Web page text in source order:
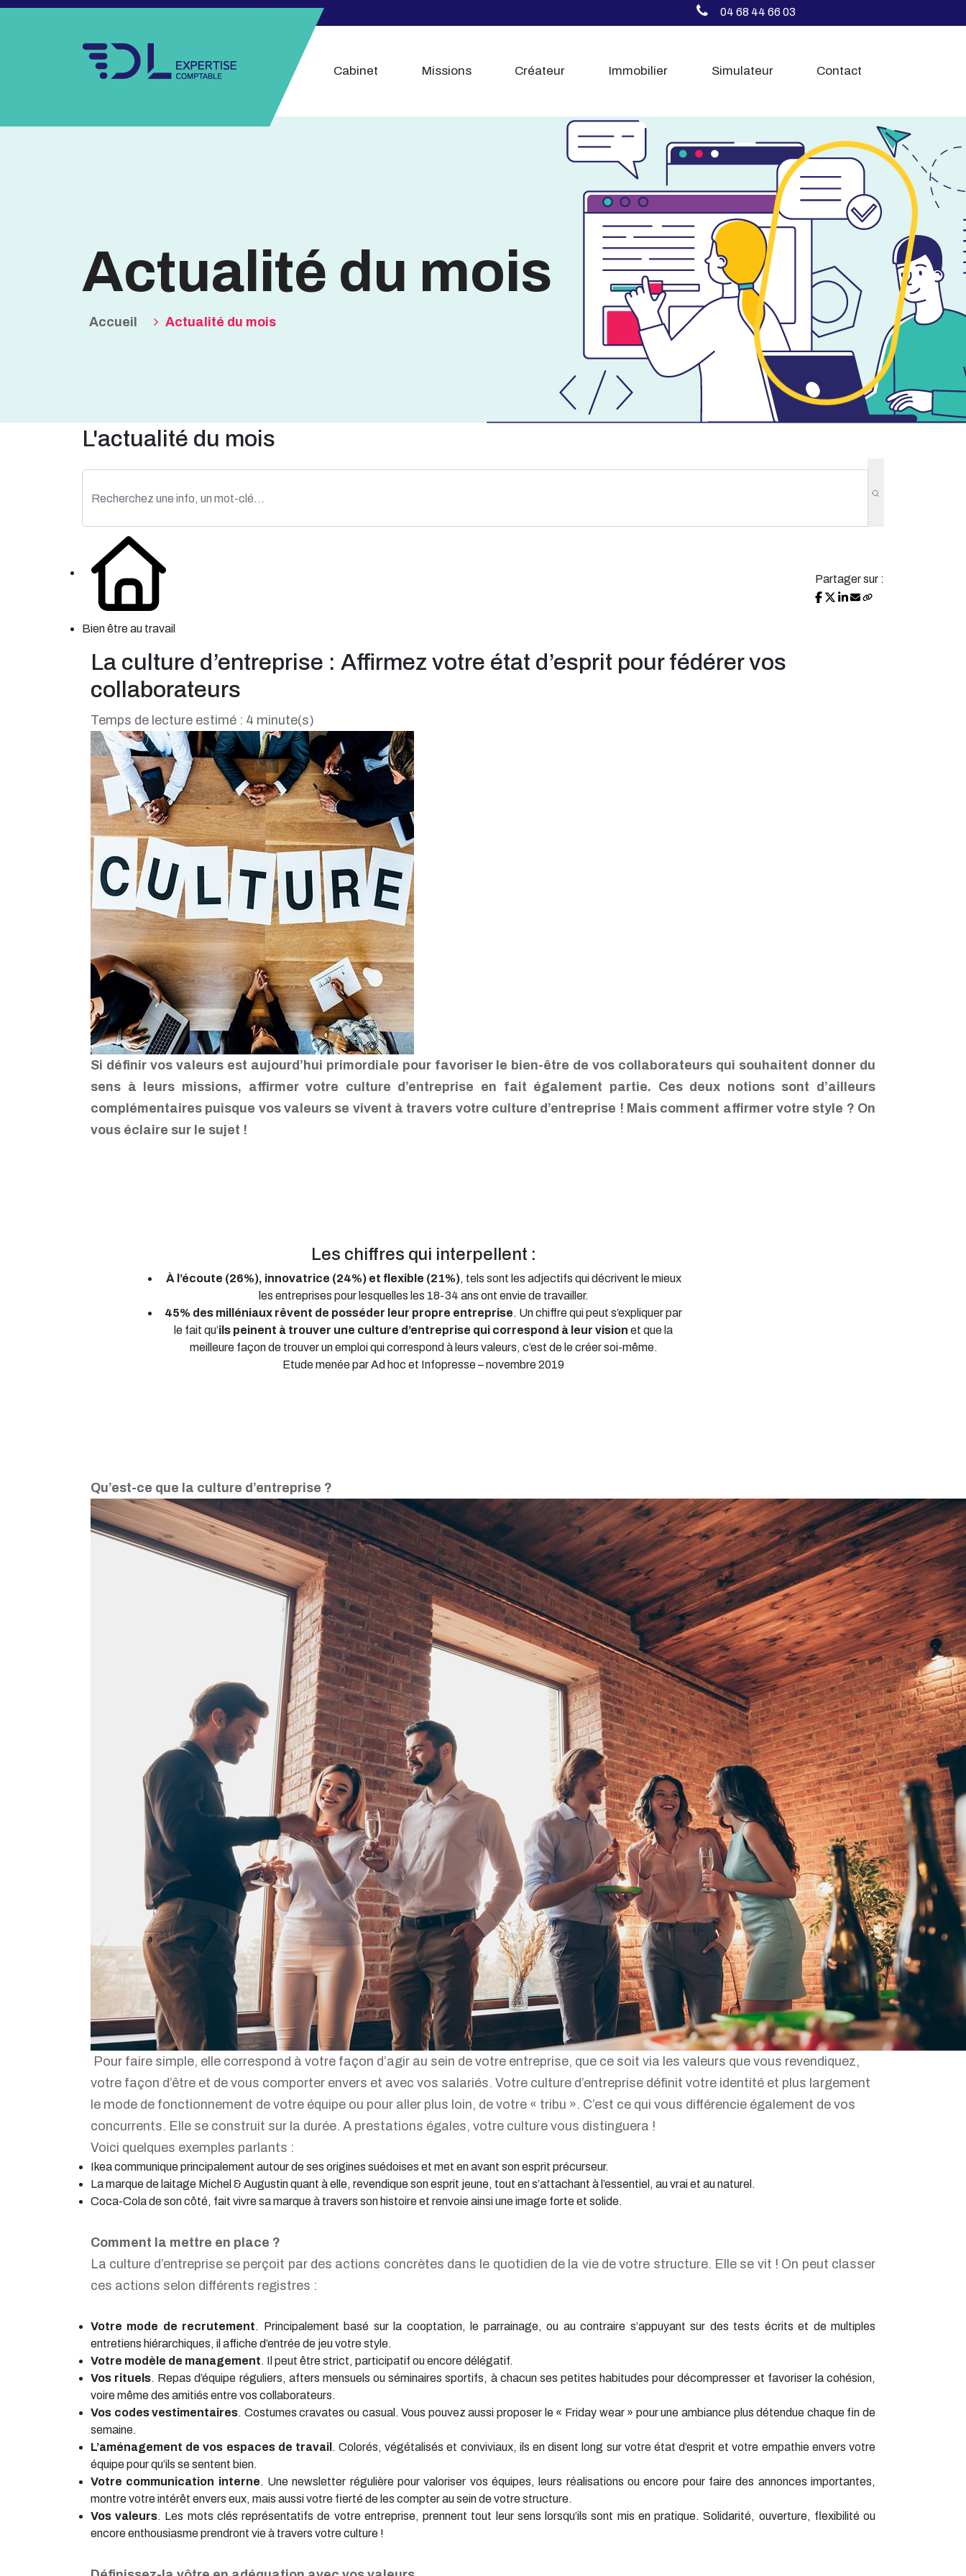
04 68 44 66 03
Cabinet Missions Créateur Immobilier Simulateur Contact
Actualité du mois
Accueil Actualité du mois
L'actualité du mois
Bien être au travail
Partager sur :
La culture d’entreprise : Affirmez votre état d’esprit pour fédérer vos
collaborateurs
Temps de lecture estimé : 4 minute(s)
Si définir vos valeurs est aujourd’hui primordiale pour favoriser le bien-être de vos collaborateurs qui souhaitent donner du
sens à leurs missions, affirmer votre culture d’entreprise en fait également partie. Ces deux notions sont d’ailleurs
complémentaires puisque vos valeurs se vivent à travers votre culture d’entreprise ! Mais comment affirmer votre style ? On
vous éclaire sur le sujet !
Les chiffres qui interpellent :
À l’écoute (26%), innovatrice (24%) et flexible (21%), tels sont les adjectifs qui décrivent le mieux
les entreprises pour lesquelles les 18-34 ans ont envie de travailler.
45% des milléniaux rêvent de posséder leur propre entreprise. Un chiffre qui peut s’expliquer par
le fait qu’ils peinent à trouver une culture d’entreprise qui correspond à leur vision et que la
meilleure façon de trouver un emploi qui correspond à leurs valeurs, c’est de le créer soi-même.
Etude menée par Ad hoc et Infopresse – novembre 2019
Qu’est-ce que la culture d’entreprise ?
Pour faire simple, elle correspond à votre façon d’agir au sein de votre entreprise, que ce soit via les valeurs que vous revendiquez,
votre façon d’être et de vous comporter envers et avec vos salariés. Votre culture d’entreprise définit votre identité et plus largement
le mode de fonctionnement de votre équipe ou pour aller plus loin, de votre « tribu ». C’est ce qui vous différencie également de vos
concurrents. Elle se construit sur la durée. A prestations égales, votre culture vous distinguera !
Voici quelques exemples parlants :
Ikea communique principalement autour de ses origines suédoises et met en avant son esprit précurseur.
La marque de laitage Michel & Augustin quant à elle, revendique son esprit jeune, tout en s’attachant à l’essentiel, au vrai et au naturel.
Coca-Cola de son côté, fait vivre sa marque à travers son histoire et renvoie ainsi une image forte et solide.
Comment la mettre en place ?
La culture d’entreprise se perçoit par des actions concrètes dans le quotidien de la vie de votre structure. Elle se vit ! On peut classer
ces actions selon différents registres :
Votre mode de recrutement. Principalement basé sur la cooptation, le parrainage, ou au contraire s’appuyant sur des tests écrits et de multiples
entretiens hiérarchiques, il affiche d’entrée de jeu votre style.
Votre modèle de management. Il peut être strict, participatif ou encore délégatif.
Vos rituels. Repas d’équipe réguliers, afters mensuels ou séminaires sportifs, à chacun ses petites habitudes pour décompresser et favoriser la cohésion,
voire même des amitiés entre vos collaborateurs.
Vos codes vestimentaires. Costumes cravates ou casual. Vous pouvez aussi proposer le « Friday wear » pour une ambiance plus détendue chaque fin de
semaine.
L’aménagement de vos espaces de travail . Colorés, végétalisés et conviviaux, ils en disent long sur votre état d’esprit et votre empathie envers votre
équipe pour qu’ils se sentent bien.
Votre communication interne. Une newsletter régulière pour valoriser vos équipes, leurs réalisations ou encore pour faire des annonces importantes,
montre votre intérêt envers eux, mais aussi votre fierté de les compter au sein de votre structure.
Vos valeurs. Les mots clés représentatifs de votre entreprise, prennent tout leur sens lorsqu’ils sont mis en pratique. Solidarité, ouverture, flexibilité ou
encore enthousiasme prendront vie à travers votre culture !